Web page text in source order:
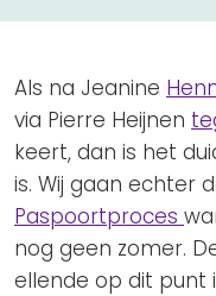
Privacy Coalitie
PSD2-me-niet
Kom in actie
Contact
Privacybeleid
ANBI Status
Playlist
Als na Jeanine
via Pierre Heijnen
keert, dan is het
is. Wij gaan echter
Paspoortproces
nog geen zomer.
ellende op dit punt